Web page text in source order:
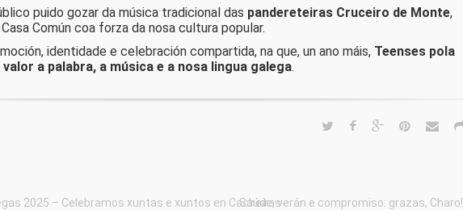
puido gozar da música tradicional das pandereteiras Cruceiro de Monte,
Común coa forza da nosa cultura popular.
identidade e celebración compartida, na que, un ano máis, Teenses pola
valor a palabra, a música e a nosa lingua galega.
2025 – Celebramos xuntas e xuntos en CacheirasSaúde, verán e compromiso: grazas, Charo!